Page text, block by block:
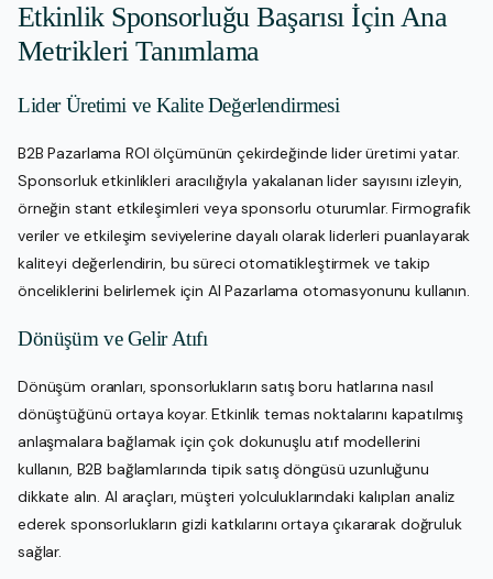
Etkinlik Sponsorluğu Başarısı İçin Ana
Metrikleri Tanımlama
Lider Üretimi ve Kalite Değerlendirmesi
B2B Pazarlama ROI ölçümünün çekirdeğinde lider üretimi yatar.
Sponsorluk etkinlikleri aracılığıyla yakalanan lider sayısını izleyin,
örneğin stant etkileşimleri veya sponsorlu oturumlar. Firmografik
veriler ve etkileşim seviyelerine dayalı olarak liderleri puanlayarak
kaliteyi değerlendirin, bu süreci otomatikleştirmek ve takip
önceliklerini belirlemek için AI Pazarlama otomasyonunu kullanın.
Dönüşüm ve Gelir Atıfı
Dönüşüm oranları, sponsorlukların satış boru hatlarına nasıl
dönüştüğünü ortaya koyar. Etkinlik temas noktalarını kapatılmış
anlaşmalara bağlamak için çok dokunuşlu atıf modellerini
kullanın, B2B bağlamlarında tipik satış döngüsü uzunluğunu
dikkate alın. AI araçları, müşteri yolculuklarındaki kalıpları analiz
ederek sponsorlukların gizli katkılarını ortaya çıkararak doğruluk
sağlar.